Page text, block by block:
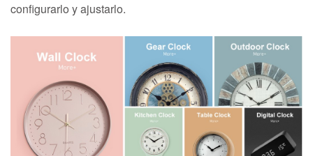
configurarlo y ajustarlo.